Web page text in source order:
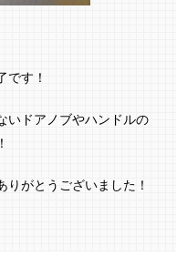
です！
いドアノブやハンドルの
りがとうございました！